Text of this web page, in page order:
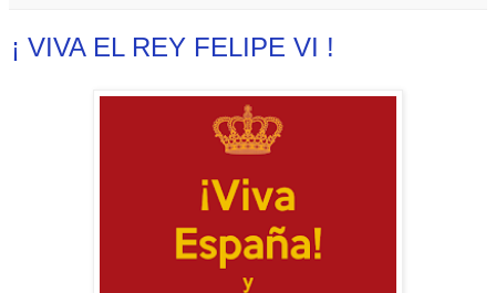
¡ VIVA EL REY FELIPE VI !